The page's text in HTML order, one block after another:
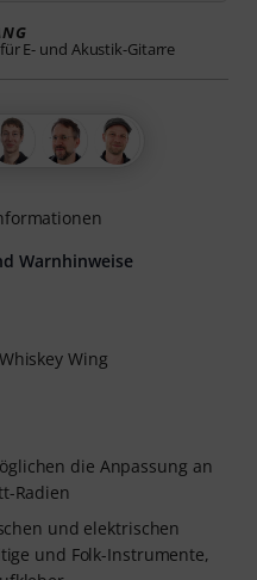
Wing
die Anpassung an
Radien
und elektrischen
und Folk-Instrumente,
E- und Akustik-Gitarre
Warnhinweise